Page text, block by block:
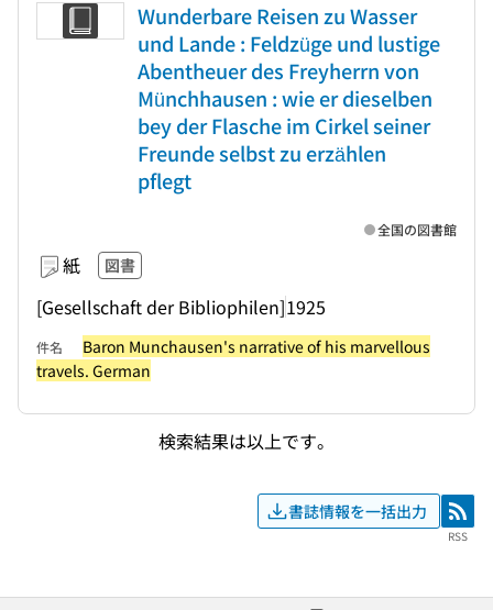
Wunderbare Reisen zu Wasser
und Lande : Feldzüge und lustige
Abentheuer des Freyherrn von
Münchhausen : wie er dieselben
bey der Flasche im Cirkel seiner
Freunde selbst zu erzählen
pflegt
紙 図書
[Gesellschaft der Bibliophilen]1925
全国の図書館
件名
Baron Munchausen's narrative of his marvellous
travels. German
検索結果は以上です。
書誌情報を一括出力 RSS
RSS